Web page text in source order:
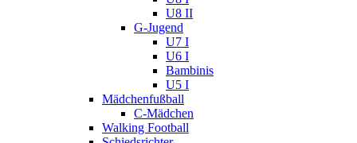
U8 II
G-Jugend
U7 I
U6 I
Bambinis
U5 I
Mädchenfußball
C-Mädchen
Walking Football